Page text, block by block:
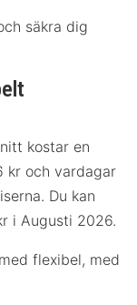
säkra dig
kostar en
kr och vardagar
Du kan
i Augusti 2026.
flexibel, med